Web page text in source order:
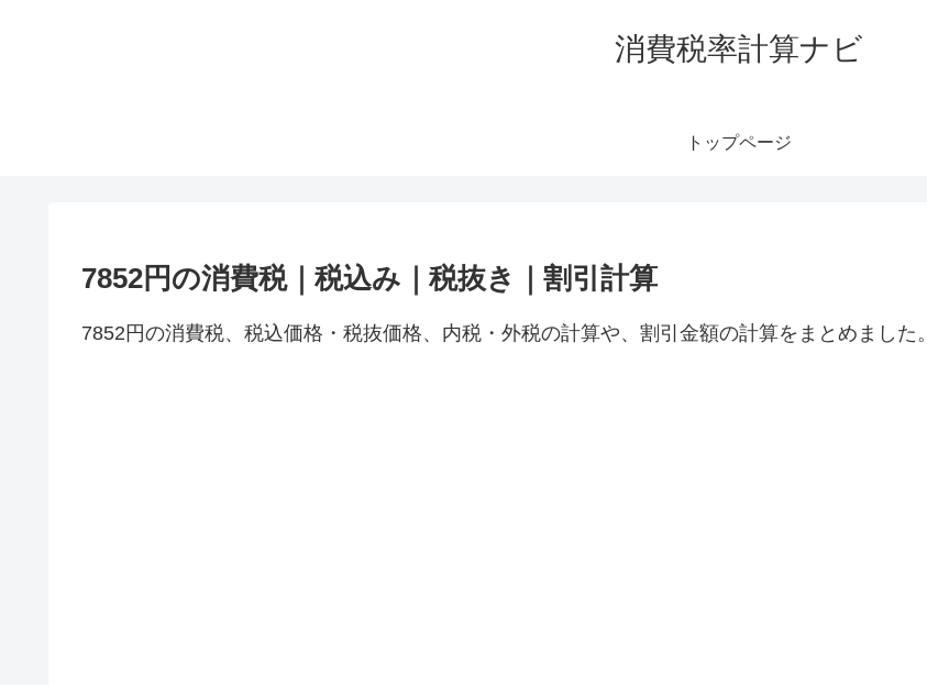
消費税率計算ナビ
トップページ
7852円の消費税｜税込み｜税抜き｜割引計算
7852円の消費税、税込価格・税抜価格、内税・外税の計算や、割引金額の計算をまとめました。